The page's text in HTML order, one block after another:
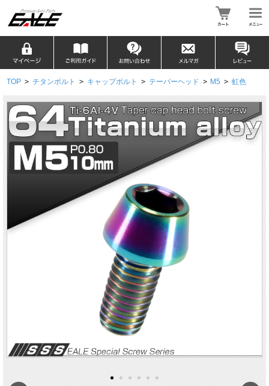
TOP > チタンボルト > キャップボルト > テーパーヘッド > M5 > 虹色